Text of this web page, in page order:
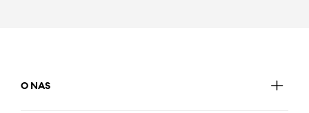
O NAS